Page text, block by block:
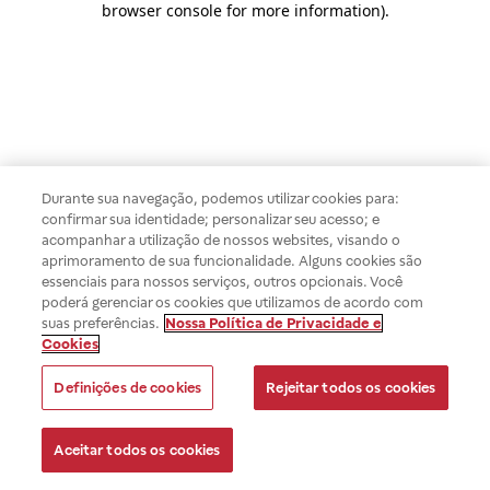
browser console for more information).
Durante sua navegação, podemos utilizar cookies para:
confirmar sua identidade; personalizar seu acesso; e
acompanhar a utilização de nossos websites, visando o
aprimoramento de sua funcionalidade. Alguns cookies são
essenciais para nossos serviços, outros opcionais. Você
poderá gerenciar os cookies que utilizamos de acordo com
suas preferências. Nossa Política de Privacidade e
Cookies
Definições de cookies Rejeitar todos os cookies
Aceitar todos os cookies